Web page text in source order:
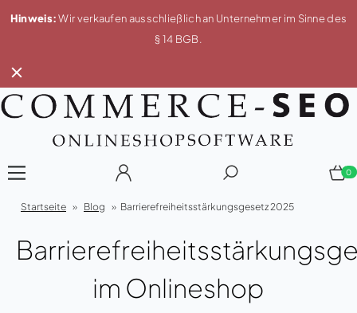
Hinweis:Wir verkaufen ausschließlich an Unternehmer im Sinne des
§ 14 BGB.
0
Startseite » Blog » Barrierefreiheitsstärkungsgesetz 2025
im Onlineshop